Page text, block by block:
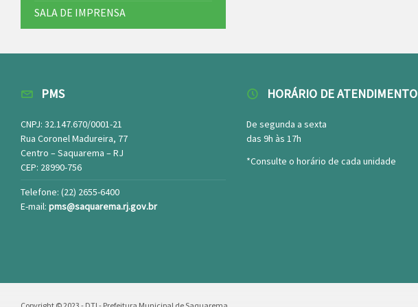
SALA DE IMPRENSA
PMS
CNPJ: 32.147.670/0001-21
Rua Coronel Madureira, 77
Centro – Saquarema – RJ
CEP: 28990-756
Telefone: (22) 2655-6400
E-mail: pms@saquarema.rj.gov.br
HORÁRIO DE ATENDIMENTO
De segunda a sexta
das 9h às 17h
*Consulte o horário de cada unidade